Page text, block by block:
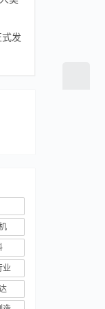
发
业